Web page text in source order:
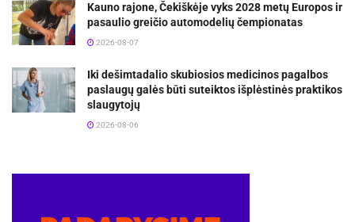
Kauno rajone, Čekiškėje vyks 2028 metų Europos ir
pasaulio greičio automodelių čempionatas
2026-08-07
Iki dešimtadalio skubiosios medicinos pagalbos
paslaugų galės būti suteiktos išplėstinės praktikos
slaugytojų
2026-08-06